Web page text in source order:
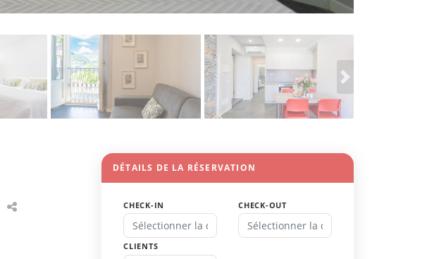
DÉTAILS DE LA RÉSERVATION
CHECK-IN CHECK-OUT
CLIENTS